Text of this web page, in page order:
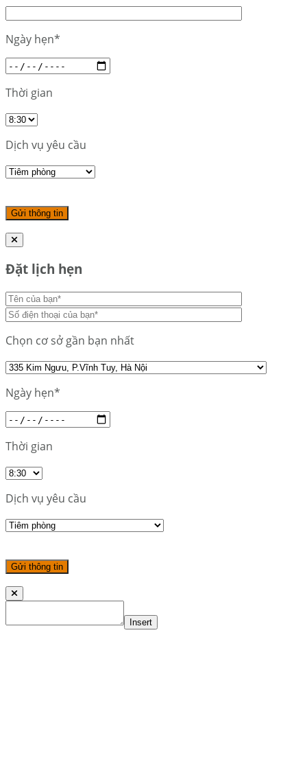
Ngày hẹn*
Thời gian
Dịch vụ yêu cầu
Đặt lịch hẹn
Chọn cơ sở gần bạn nhất
Ngày hẹn*
Thời gian
Dịch vụ yêu cầu
Insert